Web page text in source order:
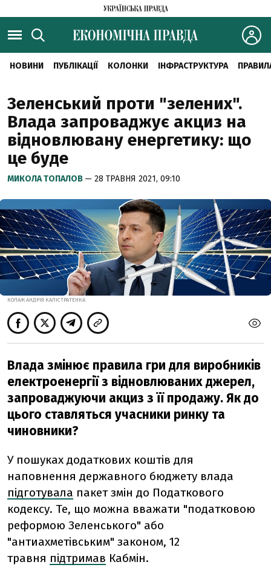
НОВИНИ ПУБЛІКАЦІЇ КОЛОНКИ ІНФРАСТРУКТУРА
Зеленський проти "зелених".
Влада запроваджує акциз на
відновлювану енергетику: що
це буде
МИКОЛА ТОПАЛОВ — 28 ТРАВНЯ 2021, 09:10
КОЛАЖ АНДРІЯ КАЛІСТРАТЕНКА
Влада змінює правила гри для виробників
електроенергії з відновлюваних джерел,
запроваджуючи акциз з її продажу. Як до
цього ставляться учасники ринку та
чиновники?
У пошуках додаткових коштів для
наповнення державного бюджету влада
підготувала пакет змін до Податкового
кодексу. Те, що можна вважати "податковою
реформою Зеленського" або
"антиахметівським" законом, 12
травня підтримав Кабмін.